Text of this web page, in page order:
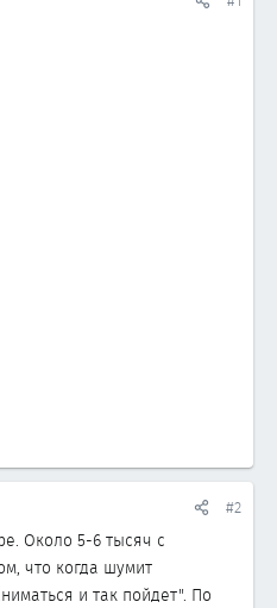
#2
Около 5-6 тысяч с
что когда шумит
и так пойдет". По